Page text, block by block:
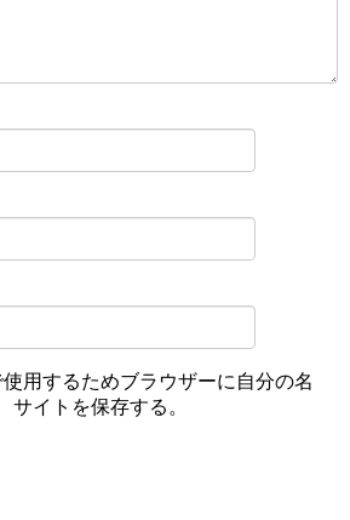
用するためブラウザーに自分の名
サイトを保存する。